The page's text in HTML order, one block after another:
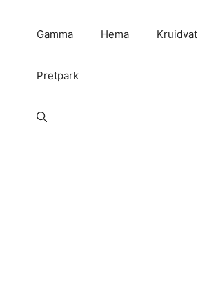
Gamma Hema Kruidvat
Pretpark